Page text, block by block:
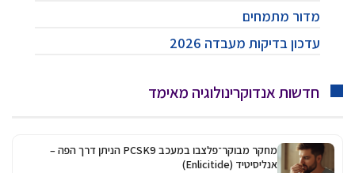
מדור מתמחים
עדכון בדיקות מעבדה 2026
חדשות אנדוקרינולוגיה מאימד
מחקר מבוקר־פלצבו במעכב PCSK9 הניתן דרך הפה –
אנליסיטיד (Enlicitide)